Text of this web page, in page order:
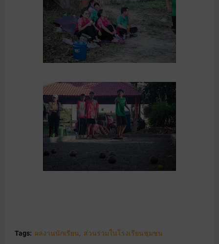
Tags: ผลงานนักเรียน ส่วนร่วมในโรงเรียนชุมชน